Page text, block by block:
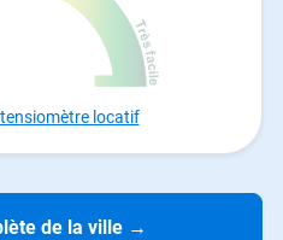
locatif
de la ville →